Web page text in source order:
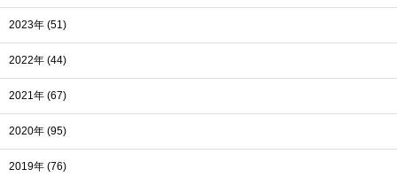
2023年 (51)
2022年 (44)
2021年 (67)
2020年 (95)
2019年 (76)